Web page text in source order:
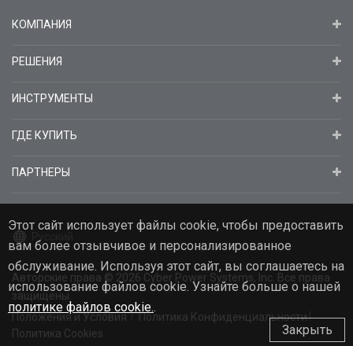
Этот сайт использует файлы cookie, чтобы предоставить
вам более отзывчивое и персонализированное
обслуживание. Используя этот сайт, вы соглашаетесь на
использование файлов cookie. Узнайте больше о нашей
политике файлов cookie..
Закрыть
КОМПАНИЯ
РЕШЕНИЯ
ИНСТРУМЕНТЫ
ГДЕ КУПИТЬ
ПАРТНЕРЫ
Авторские права © 2026 Cyber Power Systems, Inc. Все права
защищены.
Положения и Условия
Политика Конфиденциальности
Политика Cookies